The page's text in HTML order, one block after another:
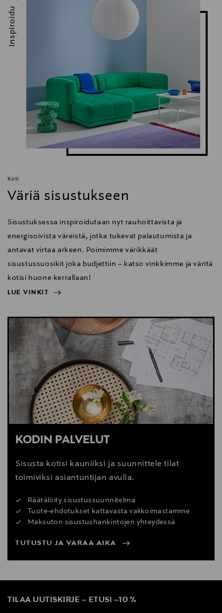
Koti
Väriä sisustukseen
Sisustuksessa inspiroidutaan nyt rauhoittavista ja
energisoivista väreistä, jotka tukevat palautumista ja
antavat virtaa arkeen. Poimimme värikkäät
sisustussuosikit joka budjettiin – katso vinkkimme ja väritä
kotisi huone kerrallaan!
LUE VINKIT
Inspiroidu
LUE VINKIT
KODIN PALVELUT
Sisusta kotisi kauniiksi ja suunnittele tilat
toimiviksi asiantuntijan avulla.
Räätälöity sisustussuunnitelma
Tuote-ehdotukset kattavasta valikoimastamme
Maksuton sisustushankintojen yhteydessä
TUTUSTU JA VARAA AIKA
TILAA UUTISKIRJE – ETUSI –10 %